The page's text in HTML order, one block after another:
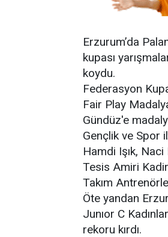
Erzurum’da
kupası
koydu.
Federasyon
Fair Play
Gündüz'e
Gençlik ve Spor
Hamdi Işık,
Tesis Amiri
Takım
Öte yandan
Junıor C
rekoru kırdı.